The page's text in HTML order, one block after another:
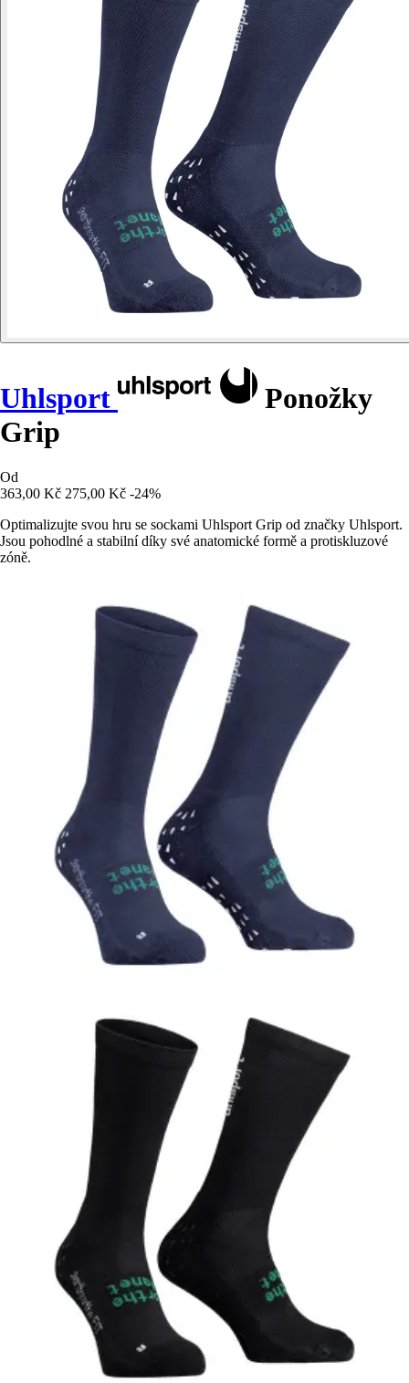
Uhlsport
Ponožky
Grip
Od
363,00 Kč 275,00 Kč -24%
Optimalizujte svou hru se sockami Uhlsport Grip od značky Uhlsport.
Jsou pohodlné a stabilní díky své anatomické formě a protiskluzové
zóně.